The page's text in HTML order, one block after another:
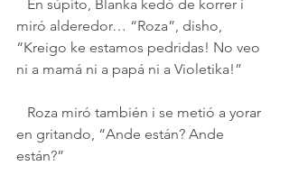
miró alderedor… “Roza”, disho,
“Kreigo ke estamos pedridas! No veo
ni a mamá ni a papá ni a Violetika!”
en gritando, “Ande están? Ande
están?”